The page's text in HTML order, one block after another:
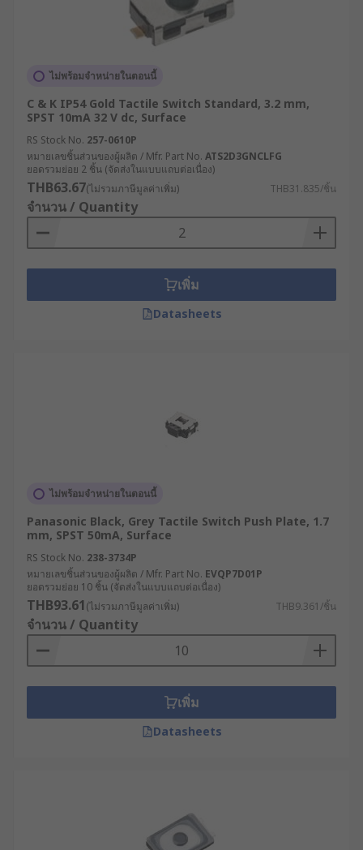
ไม่พร้อมจำหน่ายในตอนนี้
C & K IP54 Gold Tactile Switch Standard, 3.2 mm,
SPST 10mA 32 V dc, Surface
RS Stock No. 257-0610P
หมายเลขชิ้นส่วนของผู้ผลิต / Mfr. Part No. ATS2D3GNCLFG
ยอดรวมย่อย 2 ชิ้น (จัดส่งในแบบแถบต่อเนื่อง)
THB63.67(ไม่รวมภาษีมูลค่าเพิ่ม) THB31.835/ชิ้น
จำนวน / Quantity
เพิ่ม
Datasheets
ไม่พร้อมจำหน่ายในตอนนี้
Panasonic Black, Grey Tactile Switch Push Plate, 1.7
mm, SPST 50mA, Surface
RS Stock No. 238-3734P
หมายเลขชิ้นส่วนของผู้ผลิต / Mfr. Part No. EVQP7D01P
ยอดรวมย่อย 10 ชิ้น (จัดส่งในแบบแถบต่อเนื่อง)
THB93.61(ไม่รวมภาษีมูลค่าเพิ่ม) THB9.361/ชิ้น
จำนวน / Quantity
เพิ่ม
Datasheets